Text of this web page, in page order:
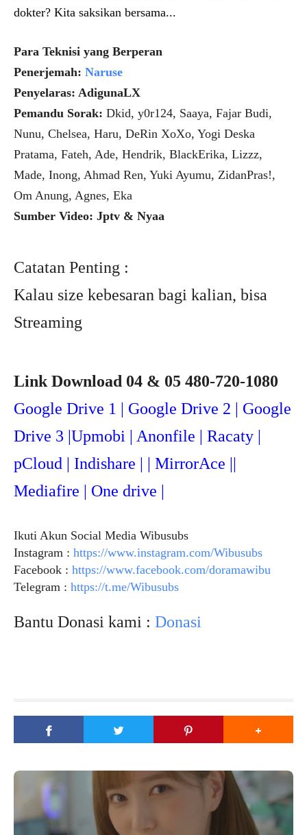
dokter? Kita saksikan bersama...
Para Teknisi yang Berperan
Penerjemah: Naruse
Penyelaras: AdigunaLX
Pemandu Sorak: Dkid, y0r124, Saaya, Fajar Budi,
Nunu, Chelsea, Haru, DeRin XoXo, Yogi Deska
Pratama, Fateh, Ade, Hendrik, BlackErika, Lizzz,
Made, Inong, Ahmad Ren, Yuki Ayumu, ZidanPras!,
Om Anung, Agnes, Eka
Sumber Video: Jptv & Nyaa
Catatan Penting :
Kalau size kebesaran bagi kalian, bisa
Streaming
Link Download 04 & 05 480-720-1080
Google Drive 1 | Google Drive 2 | Google
Drive 3 |Upmobi | Anonfile | Racaty |
pCloud | Indishare | | MirrorAce ||
Mediafire | One drive |
Ikuti Akun Social Media Wibusubs
Instagram : https://www.instagram.com/Wibusubs
Facebook : https://www.facebook.com/doramawibu
Telegram : https://t.me/Wibusubs
Bantu Donasi kami : Donasi